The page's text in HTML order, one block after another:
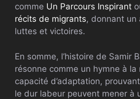
comme Un Parcours Inspirant
récits de migrants, donnant un
luttes et victoires.
En somme, l’histoire de Samir
résonne comme un hymne à la
capacité d’adaptation, prouvant
le dur labeur peuvent mener à